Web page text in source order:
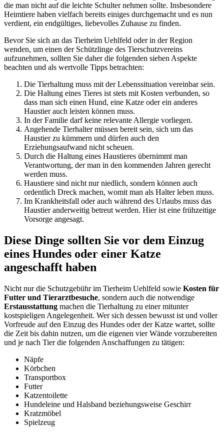
die man nicht auf die leichte Schulter nehmen sollte. Insbesondere
Heimtiere haben vielfach bereits einiges durchgemacht und es nun
verdient, ein endgültiges, liebevolles Zuhause zu finden.
Bevor Sie sich an das Tierheim Uehlfeld oder in der Region
wenden, um einen der Schützlinge des Tierschutzvereins
aufzunehmen, sollten Sie daher die folgenden sieben Aspekte
beachten und als wertvolle Tipps betrachten:
Die Tierhaltung muss mit der Lebenssituation vereinbar sein.
Die Haltung eines Tieres ist stets mit Kosten verbunden, so
dass man sich einen Hund, eine Katze oder ein anderes
Haustier auch leisten können muss.
In der Familie darf keine relevante Allergie vorliegen.
Angehende Tierhalter müssen bereit sein, sich um das
Haustier zu kümmern und dürfen auch den
Erziehungsaufwand nicht scheuen.
Durch die Haltung eines Haustieres übernimmt man
Verantwortung, der man in den kommenden Jahren gerecht
werden muss.
Haustiere sind nicht nur niedlich, sondern können auch
ordentlich Dreck machen, womit man als Halter leben muss.
Im Krankheitsfall oder auch während des Urlaubs muss das
Haustier anderweitig betreut werden. Hier ist eine frühzeitige
Vorsorge angesagt.
Diese Dinge sollten Sie vor dem Einzug
eines Hundes oder einer Katze
angeschafft haben
Nicht nur die Schutzgebühr im Tierheim Uehlfeld sowie Kosten für
Futter und Tierarztbesuche, sondern auch die notwendige
Erstausstattung machen die Tierhaltung zu einer mitunter
kostspieligen Angelegenheit. Wer sich dessen bewusst ist und voller
Vorfreude auf den Einzug des Hundes oder der Katze wartet, sollte
die Zeit bis dahin nutzen, um die eigenen vier Wände vorzubereiten
und je nach Tier die folgenden Anschaffungen zu tätigen:
Näpfe
Körbchen
Transportbox
Futter
Katzentoilette
Hundeleine und Halsband beziehungsweise Geschirr
Kratzmöbel
Spielzeug